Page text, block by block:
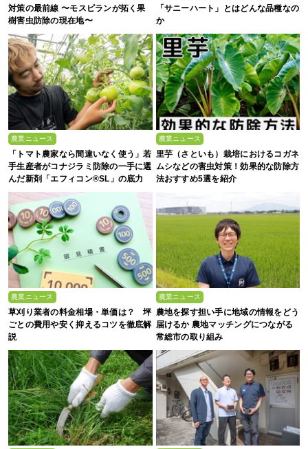
対策の最前線 〜モスピランが拓く果
樹害虫防除の現在地〜
「サニーハート」とはどんな品種なの
か
農業ニュース
「トマト農家なら間違いなく使う」若
手生産者がコナジラミ防除の一手に選
んだ新剤「エフィコン®SL」の底力
農業ニュース
里芋（さといも）栽培におけるコガネ
ムシなどの害虫対策！効果的な防除方
法おすすめ5選を紹介
農業ニュース
草刈り業者の料金相場・単価は？ 坪
ごとの費用や安く抑えるコツを徹底解
説
農業ニュース
農地を探す担い手に地域の情報をどう
届けるか 農地マッチングにつながる
常総市の取り組み